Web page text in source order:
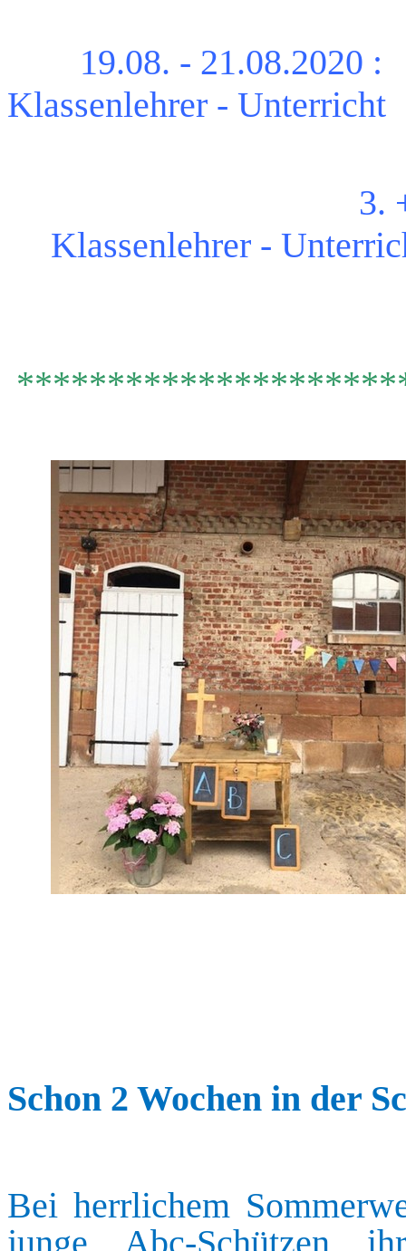
19.08. - 21.08.2020 :
Klassenlehrer - Unterricht
3.
Klassenlehrer -
Schon 2 Wochen in der
Bei herrlichem
junge Abc-Schützen